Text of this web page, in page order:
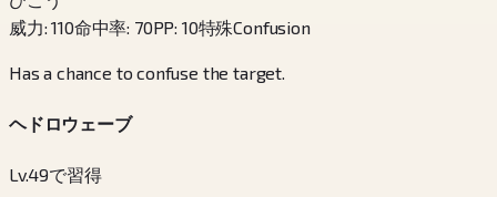
威力:110命中率: 70PP: 10特殊Confusion
Has a chance to confuse the target.
ヘドロウェーブ
Lv.49で習得